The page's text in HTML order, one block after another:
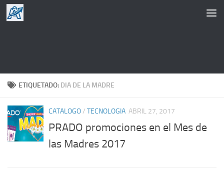
Saltar al contenido
ETIQUETADO: DIA DE LA MADRE
CATALOGO/ TECNOLOGIA ABRIL 27, 2017
PRADO promociones en el Mes de
las Madres 2017